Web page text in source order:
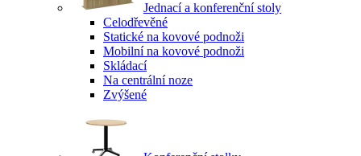
Jednací a konferenční stoly
Celodřevěné
Statické na kovové podnoži
Mobilní na kovové podnoži
Skládací
Na centrální noze
Zvýšené